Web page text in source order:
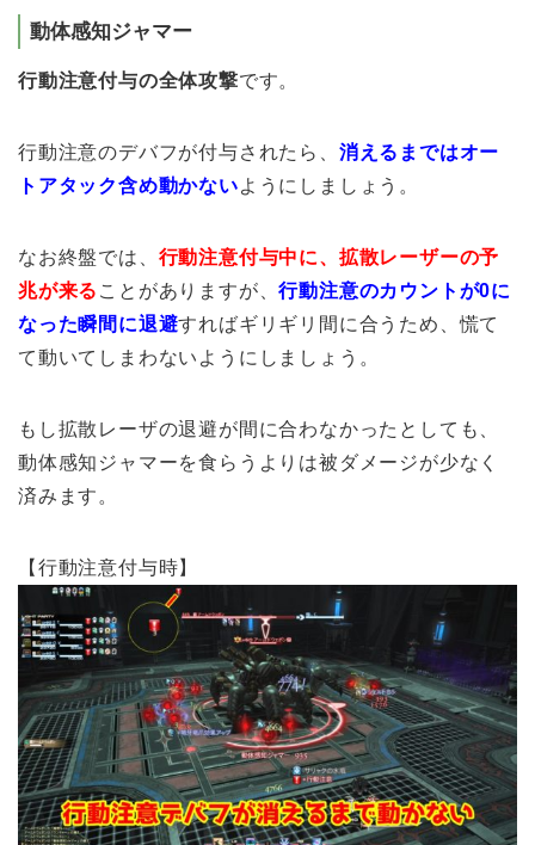
動体感知ジャマー
行動注意付与の全体攻撃です。
行動注意のデバフが付与されたら、 消えるまではオー
トアタック含め動かないようにしましょう。
なお終盤では、 行動注意付与中に、拡散レーザーの予
兆が来る ことがありますが、行動注意のカウントが0に
なった瞬間に退避すればギリギリ間に合うため、慌て
て動いてしまわないようにしましょう。
もし拡散レーザの退避が間に合わなかったとしても、
動体感知ジャマーを食らうよりは被ダメージが少なく
済みます。
【行動注意付与時】